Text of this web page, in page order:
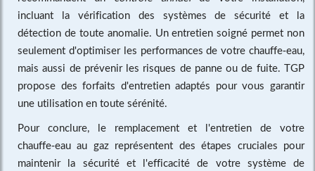
incluant la vérification des systèmes de sécurité et la
détection de toute anomalie. Un entretien soigné permet non
seulement d'optimiser les performances de votre chauffe-eau,
mais aussi de prévenir les risques de panne ou de fuite. TGP
propose des forfaits d'entretien adaptés pour vous garantir
une utilisation en toute sérénité.
Pour conclure, le remplacement et l'entretien de votre
chauffe-eau au gaz représentent des étapes cruciales pour
maintenir la sécurité et l'efficacité de votre système de